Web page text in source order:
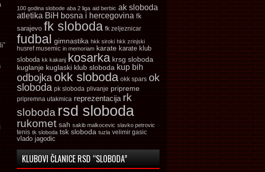
100 godina slobode aba 2 liga aid berbic ak sloboda
atletika BiH bosna i hercegovina fk
sarajevo fk sloboda fk zeljeznicar
fudbal gimnastika hkk siroki hkk zrinjski
husref musemic in memoriam karate karate klub
sloboda kk kakanj kosarka krsg sloboda
kuglanje kuglaski klub sloboda kup bih
odbojka okk sloboda okk spars ok
sloboda pk sloboda plivanje pripreme
pripremna utakmica reprezentacija rk
sloboda rsd sloboda
rukomet sah sakib malkocevic slavko petrovic
tenis tk sloboda tsk sloboda tuzla velimir gasic
vlado jagodic
KLUBOVI ČLANICE RSD “SLOBODA”